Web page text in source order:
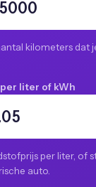
kilometers dat
liter of kWh
per liter, of
auto.